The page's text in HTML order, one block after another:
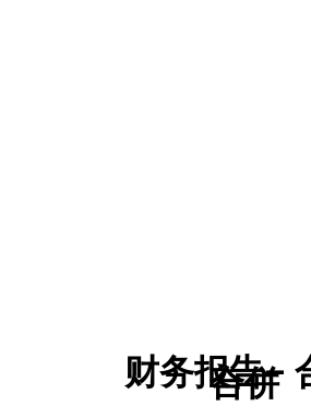
财务报告–
合併